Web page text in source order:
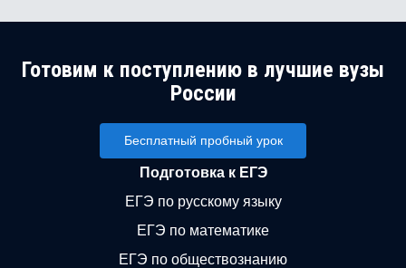
Готовим к поступлению в лучшие вузы
России
Бесплатный пробный урок
Подготовка к ЕГЭ
ЕГЭ по русскому языку
ЕГЭ по математике
ЕГЭ по обществознанию